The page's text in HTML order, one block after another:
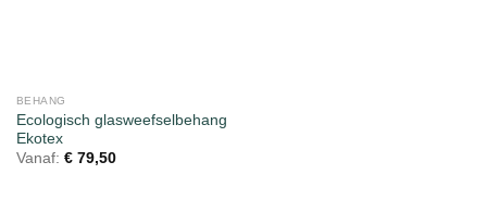
BEHANG
Ecologisch glasweefselbehang
Ekotex
Vanaf: €79,50